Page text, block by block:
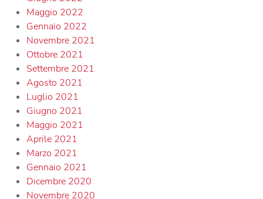
Maggio 2022
Gennaio 2022
Novembre 2021
Ottobre 2021
Settembre 2021
Agosto 2021
Luglio 2021
Giugno 2021
Maggio 2021
Aprile 2021
Marzo 2021
Gennaio 2021
Dicembre 2020
Novembre 2020